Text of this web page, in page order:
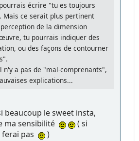
écrire "tu es toujours
Mais ce serait plus pertinent
de la dimension
tu pourrais indiquer des
ou des façons de contourner
n'y a pas de "mal-comprenants",
explications...
beaucoup le sweet insta,
ma sensibilité
( si
ferai pas
)